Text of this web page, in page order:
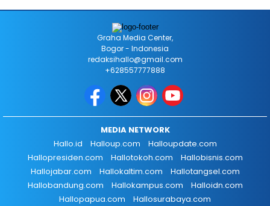
Graha Media Center,
Bogor - Indonesia
redaksihallo@gmail.com
+628557777888
MEDIA NETWORK
Hallo.id
Halloup.com
Halloupdate.com
Hallopresiden.com
Hallotokoh.com
Hallobisnis.com
Hallojabar.com
Hallokaltim.com
Hallotangsel.com
Hallobandung.com
Hallokampus.com
Halloidn.com
Hallopapua.com
Hallosurabaya.com